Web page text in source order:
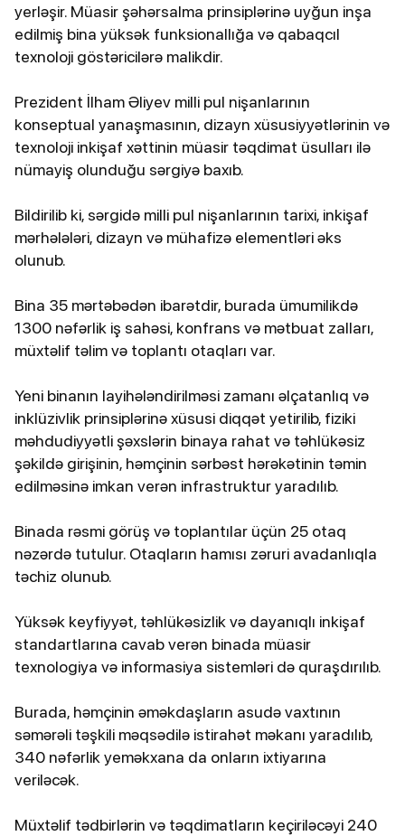
yerləşir. Müasir şəhərsalma prinsiplərinə uyğun inşa
edilmiş bina yüksək funksionallığa və qabaqcıl
texnoloji göstəricilərə malikdir.
Prezident İlham Əliyev milli pul nişanlarının
konseptual yanaşmasının, dizayn xüsusiyyətlərinin və
texnoloji inkişaf xəttinin müasir təqdimat üsulları ilə
nümayiş olunduğu sərgiyə baxıb.
Bildirilib ki, sərgidə milli pul nişanlarının tarixi, inkişaf
mərhələləri, dizayn və mühafizə elementləri əks
olunub.
Bina 35 mərtəbədən ibarətdir, burada ümumilikdə
1300 nəfərlik iş sahəsi, konfrans və mətbuat zalları,
müxtəlif təlim və toplantı otaqları var.
Yeni binanın layihələndirilməsi zamanı əlçatanlıq və
inklüzivlik prinsiplərinə xüsusi diqqət yetirilib, fiziki
məhdudiyyətli şəxslərin binaya rahat və təhlükəsiz
şəkildə girişinin, həmçinin sərbəst hərəkətinin təmin
edilməsinə imkan verən infrastruktur yaradılıb.
Binada rəsmi görüş və toplantılar üçün 25 otaq
nəzərdə tutulur. Otaqların hamısı zəruri avadanlıqla
təchiz olunub.
Yüksək keyfiyyət, təhlükəsizlik və dayanıqlı inkişaf
standartlarına cavab verən binada müasir
texnologiya və informasiya sistemləri də quraşdırılıb.
Burada, həmçinin əməkdaşların asudə vaxtının
səmərəli təşkili məqsədilə istirahət məkanı yaradılıb,
340 nəfərlik yeməkxana da onların ixtiyarına
veriləcək.
Müxtəlif tədbirlərin və təqdimatların keçiriləcəyi 240